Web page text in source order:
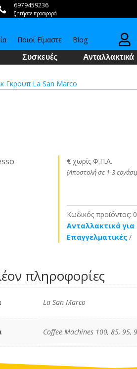
6979459236
ζητήστε προσφορά
Ποιοί Είμαστε Blog 
Συσκευές Ανταλλακτικά
Γκρουπ La San Marco
€ χωρίς Φ.Π.Α.
(Αποστολή σε 1-3
Κωδικός προϊόντος:
Ανταλλακτικά
Επαγγελματικές
πληροφορίες
La San Marco
Coffee Machines 100, 85, 95,